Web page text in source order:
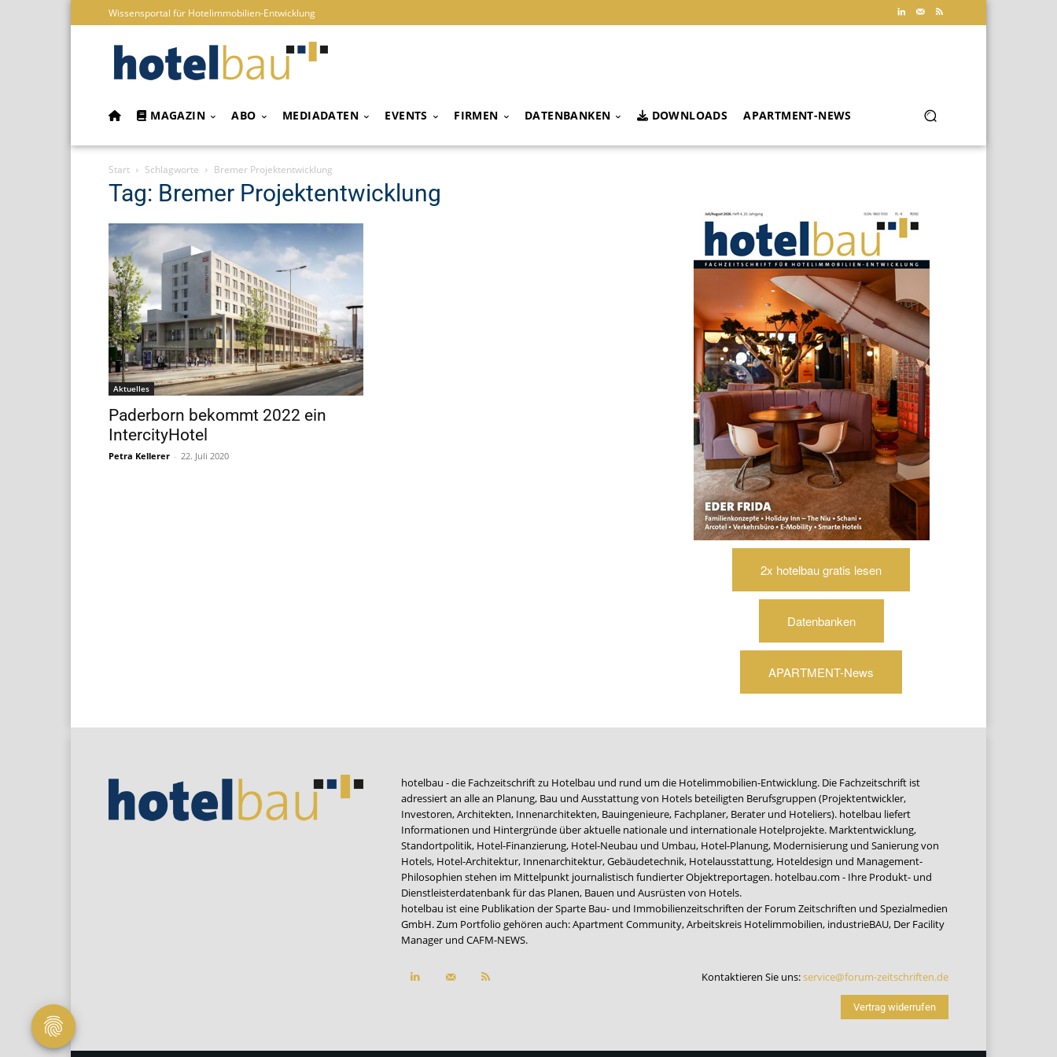
Wissensportal für Hotelimmobilien-Entwicklung
MAGAZIN ABO MEDIADATEN EVENTS FIRMEN DATENBANKEN DOWNLOADS APARTMENT-NEWS
Start Schlagworte Bremer Projektentwicklung
Tag: Bremer Projektentwicklung
Aktuelles
Paderborn bekommt 2022 ein
IntercityHotel
Petra Kellerer - 22. Juli 2020
2x hotelbau gratis lesen
Datenbanken
APARTMENT-News
hotelbau - die Fachzeitschrift zu Hotelbau und rund um die Hotelimmobilien-Entwicklung. Die Fachzeitschrift ist
adressiert an alle an Planung, Bau und Ausstattung von Hotels beteiligten Berufsgruppen (Projektentwickler,
Investoren, Architekten, Innenarchitekten, Bauingenieure, Fachplaner, Berater und Hoteliers). hotelbau liefert
Informationen und Hintergründe über aktuelle nationale und internationale Hotelprojekte. Marktentwicklung,
Standortpolitik, Hotel-Finanzierung, Hotel-Neubau und Umbau, Hotel-Planung, Modernisierung und Sanierung von
Hotels, Hotel-Architektur, Innenarchitektur, Gebäudetechnik, Hotelausstattung, Hoteldesign und Management-
Philosophien stehen im Mittelpunkt journalistisch fundierter Objektreportagen. hotelbau.com - Ihre Produkt- und
Dienstleisterdatenbank für das Planen, Bauen und Ausrüsten von Hotels.
hotelbau ist eine Publikation der Sparte Bau- und Immobilienzeitschriften der Forum Zeitschriften und Spezialmedien
GmbH. Zum Portfolio gehören auch:Apartment Community,Arbeitskreis Hotelimmobilien, industrieBAU, Der Facility
Manager und CAFM-NEWS.
Kontaktieren Sie uns:service@forum-zeitschriften.de
Vertrag widerrufen